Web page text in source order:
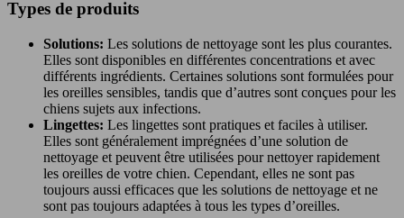
Types de produits
Solutions: Les solutions de nettoyage sont les plus courantes.
Elles sont disponibles en différentes concentrations et avec
différents ingrédients. Certaines solutions sont formulées pour
les oreilles sensibles, tandis que d’autres sont conçues pour les
chiens sujets aux infections.
Lingettes: Les lingettes sont pratiques et faciles à utiliser.
Elles sont généralement imprégnées d’une solution de
nettoyage et peuvent être utilisées pour nettoyer rapidement
les oreilles de votre chien. Cependant, elles ne sont pas
toujours aussi efficaces que les solutions de nettoyage et ne
sont pas toujours adaptées à tous les types d’oreilles.